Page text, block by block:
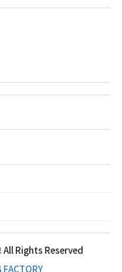
All Rights Reserved
FACTORY